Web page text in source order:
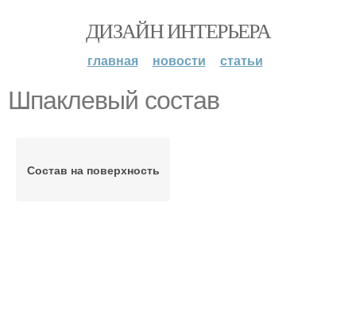
ДИЗАЙН ИНТЕРЬЕРА
главная новости статьи
Шпаклевый состав
Состав на поверхность